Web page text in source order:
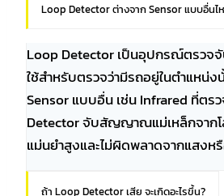
Loop Detector ต่างจาก Sensor แบบอื่นไ
Loop Detector เป็นอุปกรณ์ตรวจ
ใช้สำหรับตรวจว่ามีรถอยู่ในตำแหน่ง
Sensor แบบอื่น เช่น Infrared ที่ตร
Detector จับสัญญาณแม่เหล็กจากโ
แม่นยำสูงและไม่ผิดพลาดจากแสงห
ถ้า Loop Detector เสีย จะเกิดอะไรขึ้น?